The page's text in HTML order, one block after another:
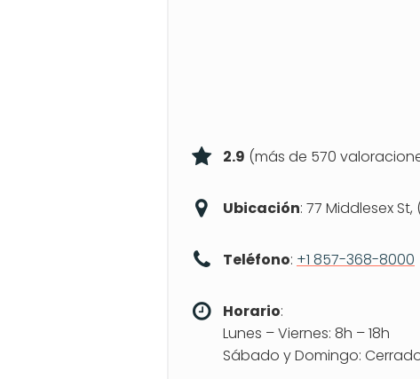
2.9 (más de 570
Ubicación: 77 Middlesex St,
Teléfono: +1 857-368-8000
Horario:
Lunes – Viernes: 8h – 18h
Sábado y Domingo: